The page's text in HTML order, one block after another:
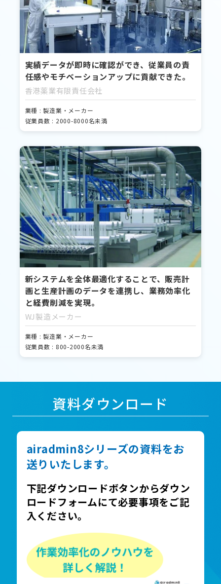
実績データが即時に確認ができ、従業員の責
任感やモチベーションアップに貢献できた。
香港薬業有限責任会社
業種 : 製造業・メーカー
従業員数 : 2000-8000名未満
新システムを全体最適化することで、販売計
画と生産計画のデータを連携し、業務効率化
と経費削減を実現。
WJ製造メーカー
業種 : 製造業・メーカー
従業員数 : 800-2000名未満
資料ダウンロード
airadmin8シリーズの資料をお
送りいたします。
下記ダウンロードボタンからダウン
ロードフォームにて必要事項をご記
入ください。